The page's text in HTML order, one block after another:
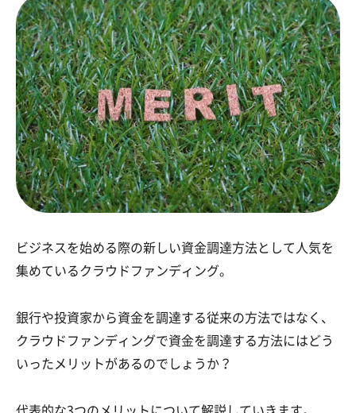
ビジネスを始める際の新しい資金調達方法として人気を
集めているクラウドファンディング。
銀行や投資家から資金を調達する従来の方法ではなく、
クラウドファンディングで資金を調達する方法にはどう
いったメリットがあるのでしょうか？